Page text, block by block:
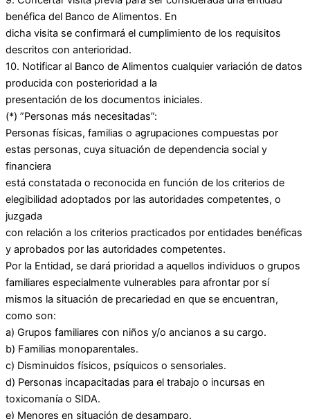
benéfica del Banco de Alimentos. En
dicha visita se confirmará el cumplimiento de los requisitos
descritos con anterioridad.
10. Notificar al Banco de Alimentos cualquier variación de datos
producida con posterioridad a la
presentación de los documentos iniciales.
(*) ”Personas más necesitadas”:
Personas físicas, familias o agrupaciones compuestas por
estas personas, cuya situación de dependencia social y
financiera
está constatada o reconocida en función de los criterios de
elegibilidad adoptados por las autoridades competentes, o
juzgada
con relación a los criterios practicados por entidades benéficas
y aprobados por las autoridades competentes.
Por la Entidad, se dará prioridad a aquellos individuos o grupos
familiares especialmente vulnerables para afrontar por sí
mismos la situación de precariedad en que se encuentran,
como son:
a) Grupos familiares con niños y/o ancianos a su cargo.
b) Familias monoparentales.
c) Disminuidos físicos, psíquicos o sensoriales.
d) Personas incapacitadas para el trabajo o incursas en
toxicomanía o SIDA.
e) Menores en situación de desamparo.